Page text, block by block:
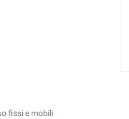
fissi e mobili